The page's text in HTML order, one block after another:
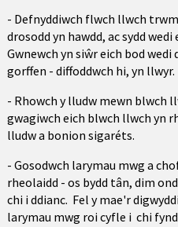
- Defnyddiwch flwch llwch
drosodd yn hawdd, ac sydd
Gwnewch yn siŵr eich bod
gorffen - diffoddwch hi, yn llwyr.
- Rhowch y lludw mewn blwch
gwagiwch eich blwch llwch yn
lludw a bonion sigaréts.
- Gosodwch larymau mwg a
rheolaidd - os bydd tân, dim
chi i ddianc. Fel y mae'r
larymau mwg roi cyfle i chi